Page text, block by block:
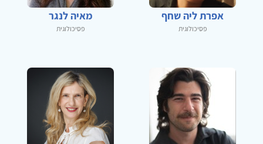
אפרת ליה שחף
פסיכולוגית
מאיה לנגר
פסיכולוגית